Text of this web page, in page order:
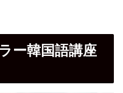
ー韓国語講座